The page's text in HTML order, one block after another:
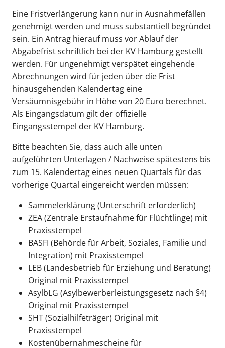
Eine Fristverlängerung kann nur in Ausnahmefällen
genehmigt werden und muss substantiell begründet
sein. Ein Antrag hierauf muss vor Ablauf der
Abgabefrist schriftlich bei der KV Hamburg gestellt
werden. Für ungenehmigt verspätet eingehende
Abrechnungen wird für jeden über die Frist
hinausgehenden Kalendertag eine
Versäumnisgebühr in Höhe von 20 Euro berechnet.
Als Eingangsdatum gilt der offizielle
Eingangsstempel der KV Hamburg.
Bitte beachten Sie, dass auch alle unten
aufgeführten Unterlagen / Nachweise spätestens bis
zum 15. Kalendertag eines neuen Quartals für das
vorherige Quartal eingereicht werden müssen:
Sammelerklärung (Unterschrift erforderlich)
ZEA (Zentrale Erstaufnahme für Flüchtlinge) mit
Praxisstempel
BASFI (Behörde für Arbeit, Soziales, Familie und
Integration) mit Praxisstempel
LEB (Landesbetrieb für Erziehung und Beratung)
Original mit Praxisstempel
AsylbLG (Asylbewerberleistungsgesetz nach §4)
Original mit Praxisstempel
SHT (Sozialhilfeträger) Original mit
Praxisstempel
Kostenübernahmescheine für